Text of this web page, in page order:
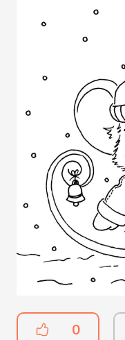
0